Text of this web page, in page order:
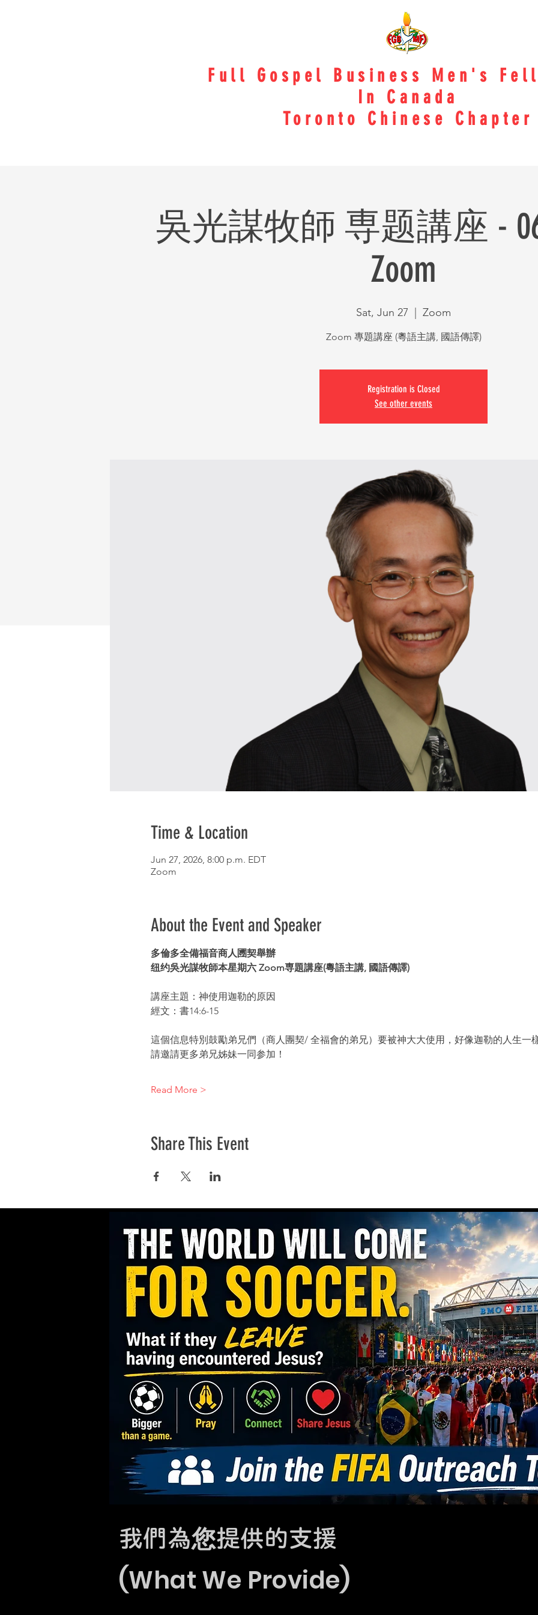
Full Gospel Business Men's
In Canada
Toronto Chinese Chapter
吳光謀牧師 専题講座 -
Zoom
Sat, Jun 27 Zoom
Zoom 專題講座 (粵語主講, 國語傳譯)
Registration is Closed
See other events
Time & Location
Jun 27, 2026, 8:00 p.m. EDT
Zoom
About the Event and Speaker
多倫多全備福音商人圑契舉辦
纽约吳光謀牧師本星期六 Zoom専題講座(粵語主講, 國語傳譯)
講座主題：神使用迦勒的原因
經文：書14:6-15
這個信息特別鼓勵弟兄們（商人團契/ 全福會的弟兄）要被神大大使用，好像迦勒的人生一
請邀請更多弟兄姊妹一同参加！
Read More >
Share This Event
我們為您提供的支援
(What We Provide)